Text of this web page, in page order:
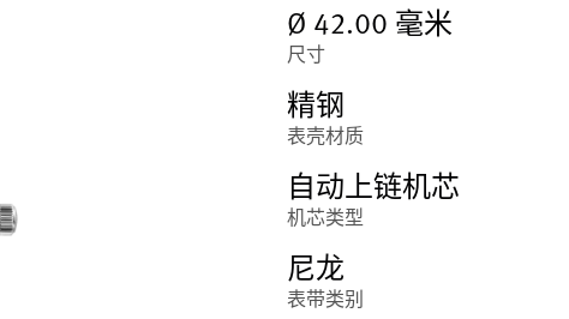
Ø 42.00 毫米
尺寸
精钢
表壳材质
自动上链机芯
机芯类型
尼龙
表带类别